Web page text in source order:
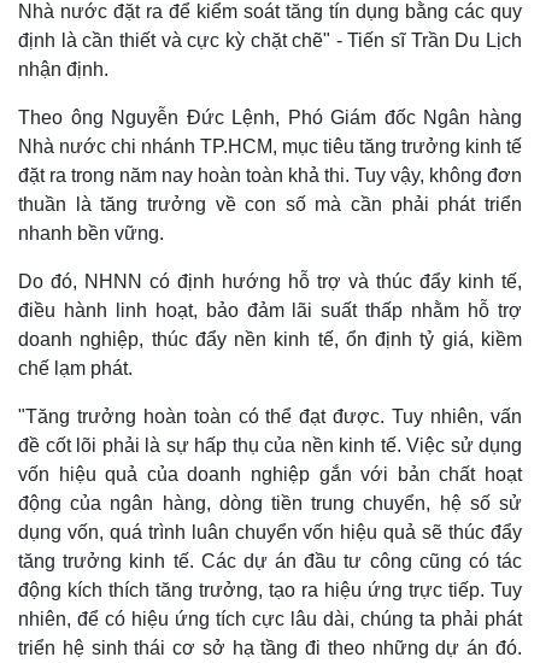
Hồ sơ
E-Magazine
Infographic
Nhà nước đặt ra để kiểm soát tăng tín dụng bằng các quy
định là cần thiết và cực kỳ chặt chẽ" - Tiến sĩ Trần Du Lịch
nhận định.
Theo ông Nguyễn Đức Lệnh, Phó Giám đốc Ngân hàng
Nhà nước chi nhánh TP.HCM, mục tiêu tăng trưởng kinh tế
đặt ra trong năm nay hoàn toàn khả thi. Tuy vậy, không đơn
thuần là tăng trưởng về con số mà cần phải phát triển
nhanh bền vững.
Do đó, NHNN có định hướng hỗ trợ và thúc đẩy kinh tế,
điều hành linh hoạt, bảo đảm lãi suất thấp nhằm hỗ trợ
doanh nghiệp, thúc đẩy nền kinh tế, ổn định tỷ giá, kiềm
chế lạm phát.
"Tăng trưởng hoàn toàn có thể đạt được. Tuy nhiên, vấn
đề cốt lõi phải là sự hấp thụ của nền kinh tế. Việc sử dụng
vốn hiệu quả của doanh nghiệp gắn với bản chất hoạt
động của ngân hàng, dòng tiền trung chuyển, hệ số sử
dụng vốn, quá trình luân chuyển vốn hiệu quả sẽ thúc đẩy
tăng trưởng kinh tế. Các dự án đầu tư công cũng có tác
động kích thích tăng trưởng, tạo ra hiệu ứng trực tiếp. Tuy
nhiên, để có hiệu ứng tích cực lâu dài, chúng ta phải phát
triển hệ sinh thái cơ sở hạ tầng đi theo những dự án đó.